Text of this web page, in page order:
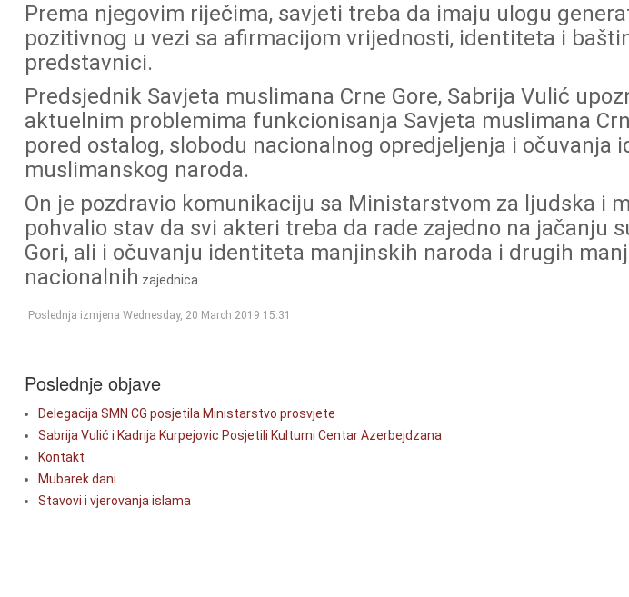
Prema njegovim riječima, savjeti treba da imaju ulogu
pozitivnog u vezi sa afirmacijom vrijednosti, identiteta i
predstavnici.
Predsjednik Savjeta muslimana Crne Gore, Sabrija Vulić
aktuelnim problemima funkcionisanja Savjeta muslimana
pored ostalog, slobodu nacionalnog opredjeljenja i očuvanja
muslimanskog naroda.
On je pozdravio komunikaciju sa Ministarstvom za ljudska i
pohvalio stav da svi akteri treba da rade zajedno na jačanju
Gori, ali i očuvanju identiteta manjinskih naroda i drugih
nacionalnih zajednica.
Poslednja izmjena Wednesday, 20 March 2019 15:31
Poslednje objave
Delegacija SMN CG posjetila Ministarstvo prosvjete
Sabrija Vulić i Kadrija Kurpejovic Posjetili Kulturni Centar Azerbejdzana
Kontakt
Mubarek dani
Stavovi i vjerovanja islama